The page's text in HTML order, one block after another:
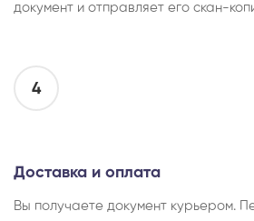
документ и отправляет его скан-
4
Доставка и оплата
Вы получаете документ курьером.